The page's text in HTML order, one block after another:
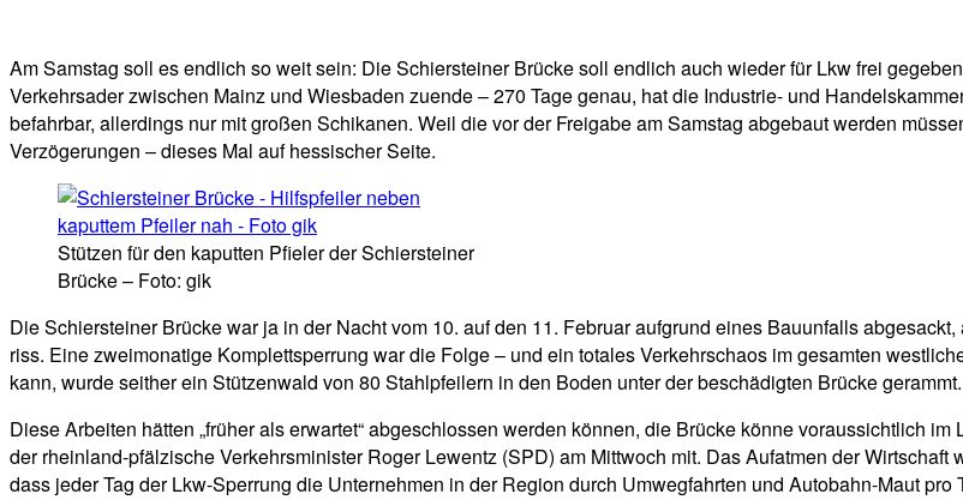
Am Samstag soll es endlich so weit sein: Die Schiersteiner Brücke soll endlich auch wieder für Lkw frei
Verkehrsader zwischen Mainz und Wiesbaden zuende – 270 Tage genau, hat die Industrie- und
befahrbar, allerdings nur mit großen Schikanen. Weil die vor der Freigabe am Samstag abgebaut werden
Verzögerungen – dieses Mal auf hessischer Seite.
Stützen für den kaputten Pfieler der Schiersteiner
Brücke – Foto: gik
Die Schiersteiner Brücke war ja in der Nacht vom 10. auf den 11. Februar aufgrund eines Bauunfalls
riss. Eine zweimonatige Komplettsperrung war die Folge – und ein totales Verkehrschaos im gesamten
kann, wurde seither ein Stützenwald von 80 Stahlpfeilern in den Boden unter der beschädigten Brücke gerammt.
Diese Arbeiten hätten „früher als erwartet“ abgeschlossen werden können, die Brücke könne voraussichtlich
der rheinland-pfälzische Verkehrsminister Roger Lewentz (SPD) am Mittwoch mit. Das Aufatmen der
dass jeder Tag der Lkw-Sperrung die Unternehmen in der Region durch Umwegfahrten und Autobahn-Maut pro